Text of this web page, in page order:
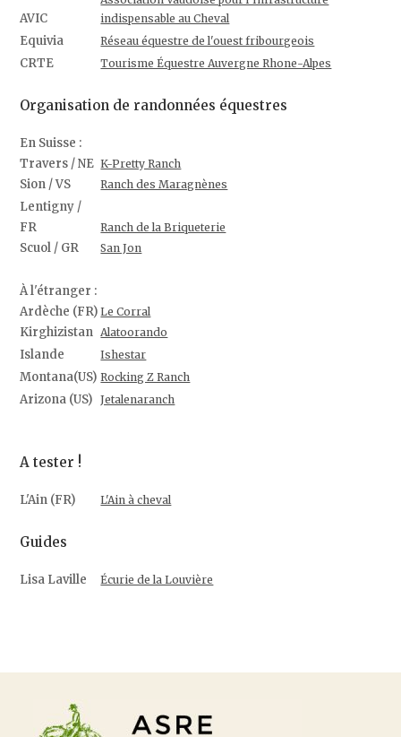
AVIC
indispensable au Cheval
Equivia Réseau équestre de l'ouest fribourgeois
CRTE Tourisme Équestre Auvergne Rhone-Alpes
Organisation de randonnées équestres
En Suisse :
Travers / NE K-Pretty Ranch
Sion / VS Ranch des Maragnènes
Lentigny /
FR
Ranch de la Briqueterie
Scuol / GR San Jon
À l'étranger :
Ardèche (FR) Le Corral
Kirghizistan Alatoorando
Islande Ishestar
Montana(US) Rocking Z Ranch
Arizona (US) Jetalenaranch
A tester !
L'Ain (FR) L'Ain à cheval
Guides
Lisa Laville Écurie de la Louvière